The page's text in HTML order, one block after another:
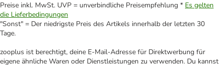
Preise inkl. MwSt. UVP = unverbindliche Preisempfehlung * Es gelten
die Lieferbedingungen
"Sonst" = Der niedrigste Preis des Artikels innerhalb der letzten 30
Tage.
zooplus ist berechtigt, deine E-Mail-Adresse für Direktwerbung für
eigene ähnliche Waren oder Dienstleistungen zu verwenden. Du kannst